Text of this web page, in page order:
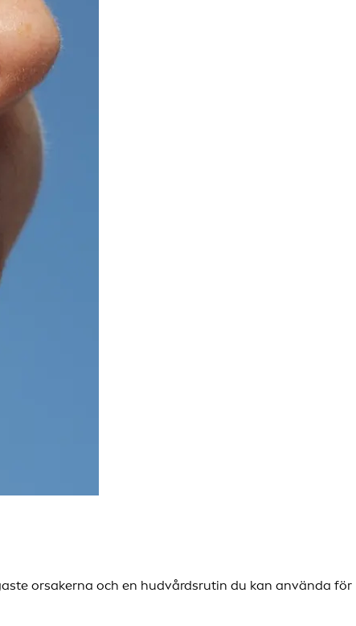
orsakerna och en hudvårdsrutin du kan använda för